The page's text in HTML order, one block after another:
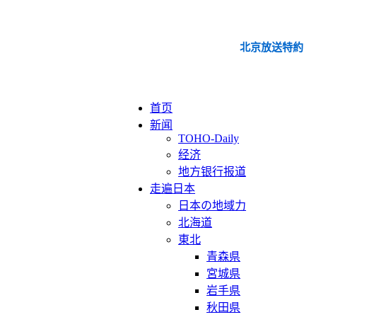
北京放送特約
首页
新闻
TOHO-Daily
经济
地方银行报道
走遍日本
日本の地域力
北海道
東北
青森県
宮城県
岩手県
秋田県